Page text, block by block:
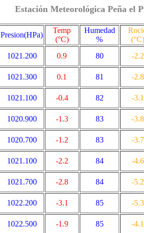
Estación Meteorológica Peña el
Presion(HPa)
Temp
(°C)
Humedad
%
(°C)
1021.200 0.9 80
-2.2
1021.300 0.1 81
-2.8
1021.100 -0.4 82
-3.1
1020.900 -1.3 83
-3.8
1020.700 -1.2 83
-3.7
1021.100 -2.2 84
-4.6
1021.700 -2.8 84
-5.2
1022.200 -3.1 85
-5.3
1022.500 -1.9 85
-4.1